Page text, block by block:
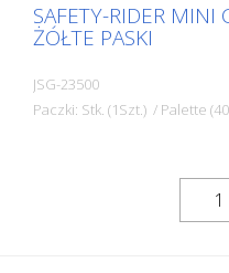
SAFETY-RIDER MINI
ŻÓŁTE PASKI
JSG-23500
Paczki: Stk. (1Szt.) / Palette